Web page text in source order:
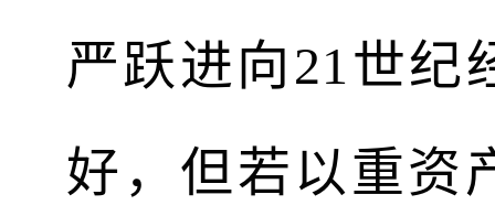
严跃进向21世纪
好，但若以重资